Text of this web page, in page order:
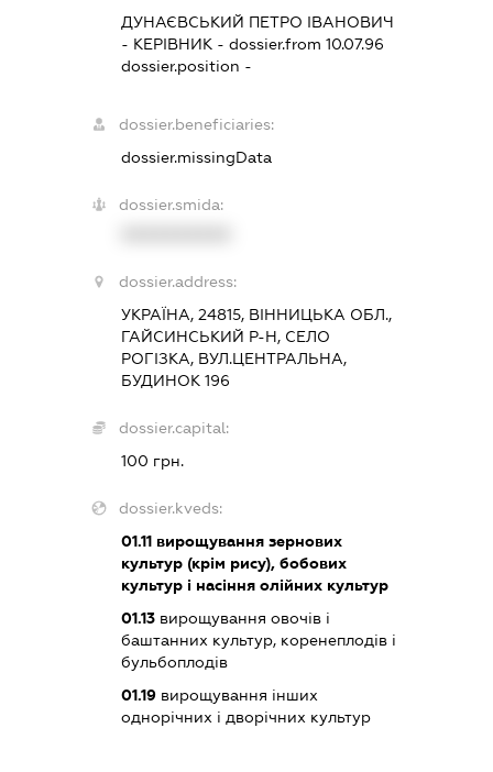
ДУНАЄВСЬКИЙ ПЕТРО ІВАНОВИЧ
- КЕРІВНИК- dossier.from 10.07.96
dossier.position -
dossier.beneficiaries:
dossier.missingData
dossier.smida:
dossier.address:
УКРАЇНА, 24815, ВІННИЦЬКА ОБЛ.,
ГАЙСИНСЬКИЙ Р-Н, СЕЛО
РОГІЗКА, ВУЛ.ЦЕНТРАЛЬНА,
БУДИНОК 196
dossier.capital:
100 грн.
dossier.kveds:
01.11вирощування зернових
культур (крім рису), бобових
культур і насіння олійних культур
01.13вирощування овочів і
баштанних культур, коренеплодів і
бульбоплодів
01.19вирощування інших
однорічних і дворічних культур